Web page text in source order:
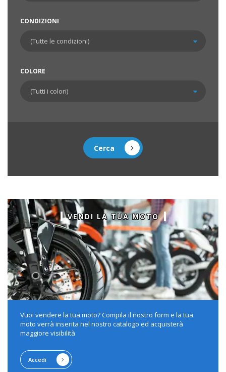
CONDIZIONI
COLORE
Cerca
VENDI LA TUA MOTO
Vuoi vendere la tua moto? Compila il nostro form e la tua
moto verrà inserita nel nostro catalogo ed acquisterà
maggiore visibilità
Accedi